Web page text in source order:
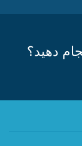
دهید؟